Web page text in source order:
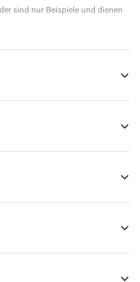
sind nur Beispiele und dienen